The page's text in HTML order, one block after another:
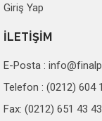
Giriş Yap
İLETİŞİM
E-Posta :
Telefon : (0212) 604
Fax: (0212) 651 43 43